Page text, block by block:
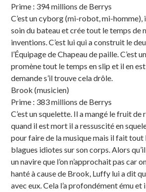
Prime : 394 millions de Berrys
C’est un cyborg (mi-robot, mi-homme),
soin du bateau et crée tout le temps de
inventions. C’est lui qui a construit le
l’Équipage de Chapeau de paille. C’est
promène tout le temps en slip et il en est
demande s’il trouve cela drôle.
Brook (musicien)
Prime : 383 millions de Berrys
C’est un squelette. Il a mangé le fruit
quand il est mort il a ressuscité en
pour faire de la musique mais il fait tout
blagues idiotes sur son corps. Alors
un navire que l’on n’approchait pas car
hanté à cause de Brook, Luffy lui a dit
avec eux. Cela l’a profondément ému